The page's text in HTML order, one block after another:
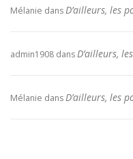
Mélanie dans D’ailleurs, les
admin1908 dans D’ailleurs,
Mélanie dans D’ailleurs, les